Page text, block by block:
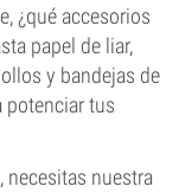
¿qué accesorios
papel de liar,
y bandejas de
potenciar tus
necesitas nuestra